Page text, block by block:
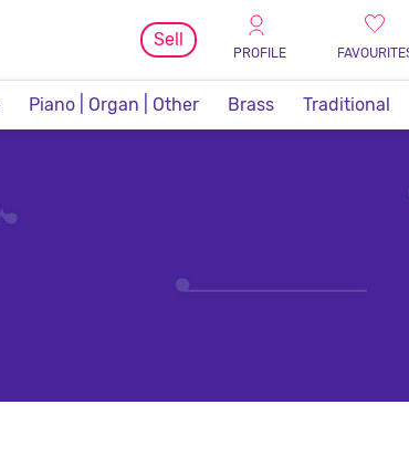
Sell
PROFILE
Piano | Organ | Other Brass Traditional